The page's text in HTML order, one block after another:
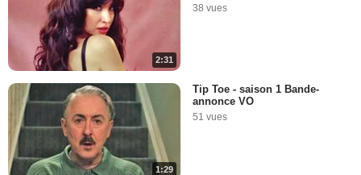
2:31
38 vues
1:29
Tip Toe - saison 1 Bande-
annonce VO
51 vues